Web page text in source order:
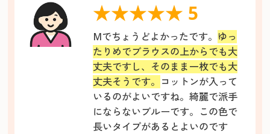
★★★★★ 5
Mでちょうどよかったです。 ゆっ
たりめでブラウスの上からでも大
丈夫ですし、そのまま一枚でも大
丈夫そうです。 コットンが入って
いるのがよいですね。綺麗で派手
にならないブルーです。この色で
長いタイプがあるとよいのです